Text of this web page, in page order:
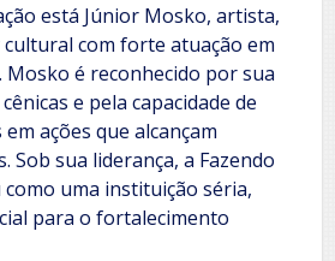
está Júnior Mosko, artista,
com forte atuação em
Mosko é reconhecido por sua
e pela capacidade de
ações que alcançam
Sob sua liderança, a Fazendo
uma instituição séria,
para o fortalecimento